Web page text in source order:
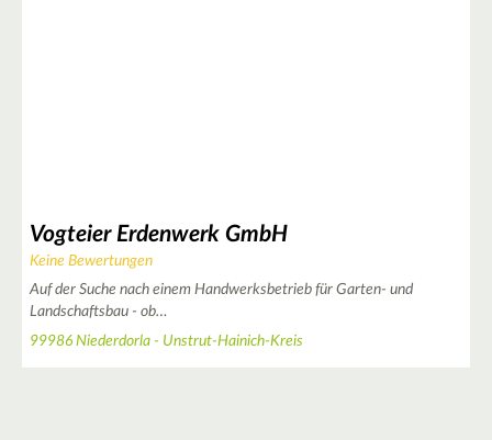
Vogteier Erdenwerk GmbH
Keine Bewertungen
Auf der Suche nach einem Handwerksbetrieb für Garten- und
Landschaftsbau - ob…
99986 Niederdorla - Unstrut-Hainich-Kreis